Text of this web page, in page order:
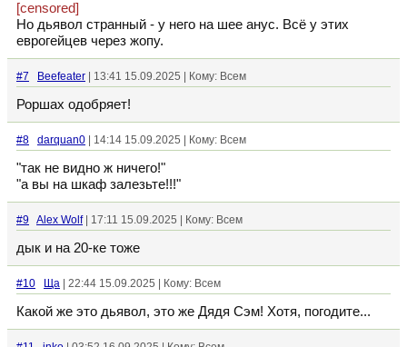
[censored]
Но дьявол странный - у него на шее анус. Всё у этих
еврогейцев через жопу.
#7 Beefeater | 13:41 15.09.2025 | Кому: Всем
Роршах одобряет!
#8 darquan0 | 14:14 15.09.2025 | Кому: Всем
"так не видно ж ничего!"
"а вы на шкаф залезьте!!!"
#9 Alex Wolf| 17:11 15.09.2025 | Кому: Всем
дык и на 20-ке тоже
#10 Ща | 22:44 15.09.2025 | Кому: Всем
Какой же это дьявол, это же Дядя Сэм! Хотя, погодите...